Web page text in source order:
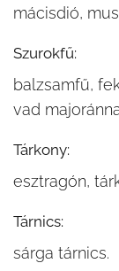
mácisdió,
Szurokfű:
balzsamfű,
vad
Tárkony:
esztragón,
Tárnics:
sárga tárnics.